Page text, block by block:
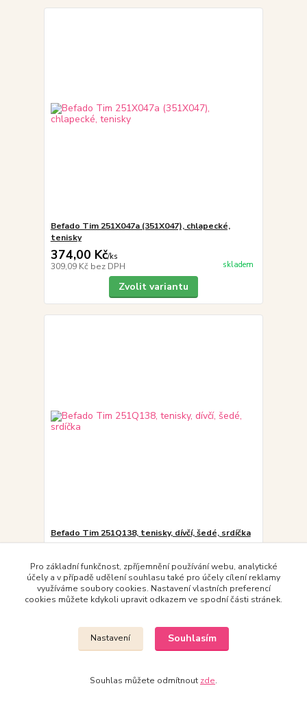
Befado Tim 251X047a (351X047), chlapecké,
tenisky
374,00 Kč/ks
309,09 Kč bez DPH skladem
Zvolit variantu
Befado Tim 251Q138, tenisky, dívčí, šedé, srdíčka
312,40 Kč bez DPH
Zvolit variantu
Pro základní funkčnost, zpříjemnění používání webu, analytické
účely a v případě udělení souhlasu také pro účely cílení reklamy
využíváme soubory cookies. Nastavení vlastních preferencí
cookies můžete kdykoli upravit odkazem ve spodní části stránek.
Nastavení Souhlasím
Souhlas můžete odmítnout zde.